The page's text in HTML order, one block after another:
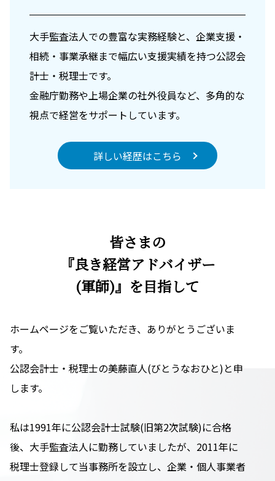
大手監査法人での豊富な実務経験と、企業支援・
相続・事業承継まで幅広い支援実績を持つ公認会
計士・税理士です。
金融庁勤務や上場企業の社外役員など、多角的な
視点で経営をサポートしています。
詳しい経歴はこちら
皆さまの
『良き経営アドバイザー
(軍師)』を目指して
ホームページをご覧いただき、ありがとうございま
す。
公認会計士・税理士の美藤直人(びとうなおひと)と申
します。
私は1991年に公認会計士試験(旧第2次試験)に合格
後、大手監査法人に勤務していましたが、2011年に
税理士登録して当事務所を設立し、企業・個人事業者